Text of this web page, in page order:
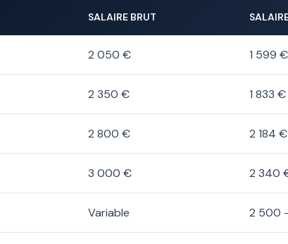
SALAIRE BRUT
2 050 € 1 599 €
2 350 € 1 833 €
2 800 € 2 184 €
3 000 € 2 340
Variable 2 500